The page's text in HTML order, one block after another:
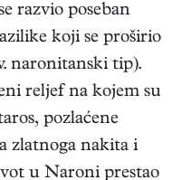
razvio poseban
koji se proširio
naronitanski tip).
reljef na kojem su
pozlaćene
zlatnoga nakita i
u Naroni prestao